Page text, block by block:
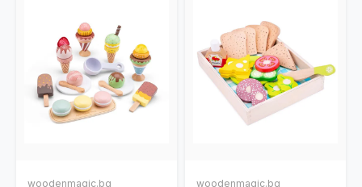
woodenmagic.bg woodenmagic.bg